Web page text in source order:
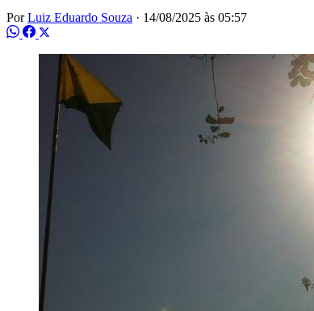
PorLuiz Eduardo Souza · 14/08/2025 às 05:57